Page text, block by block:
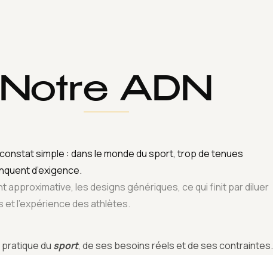
Notre ADN
constat simple : dans le monde du sport, trop de tenues
d’exigence.
approximative, les designs génériques, ce qui finit par diluer
et l’expérience des athlètes.
pratique du sport, de ses besoins réels et de ses contraintes.